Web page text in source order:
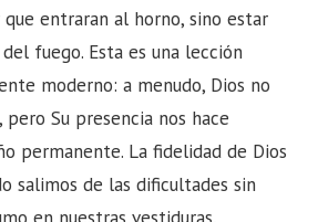
entraran al horno, sino estar
fuego. Esta es una lección
moderno: a menudo, Dios no
Su presencia nos hace
permanente. La fidelidad de Dios
salimos de las dificultades sin